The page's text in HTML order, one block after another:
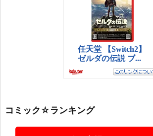
コミック☆ランキング